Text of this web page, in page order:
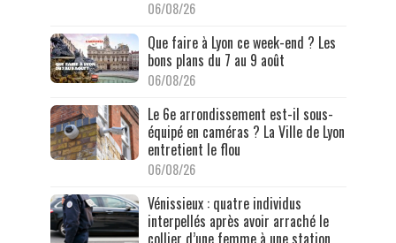
06/08/26
Que faire à Lyon ce week-end ? Les
bons plans du 7 au 9 août
06/08/26
Le 6e arrondissement est-il sous-
équipé en caméras ? La Ville de Lyon
entretient le flou
06/08/26
Vénissieux : quatre individus
interpellés après avoir arraché le
collier d’une femme à une station